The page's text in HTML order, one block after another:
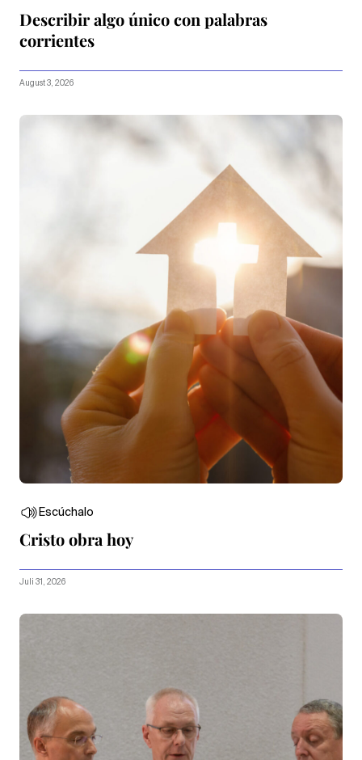
Describir algo único con palabras
corrientes
August 3, 2026
Escúchalo
Cristo obra hoy
Juli 31, 2026